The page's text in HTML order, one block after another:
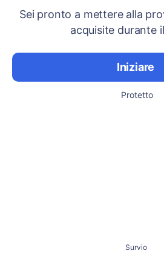
Sei pronto a mettere alla
acquisite durante
Iniziare
Protetto
Survio